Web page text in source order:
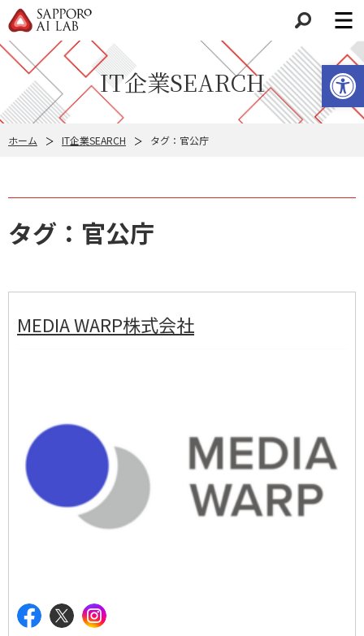
ツールバーを開く
検索
IT企業SEARCH
ホーム IT企業SEARCH タグ：官公庁
タグ：官公庁
MEDIA WARP株式会社